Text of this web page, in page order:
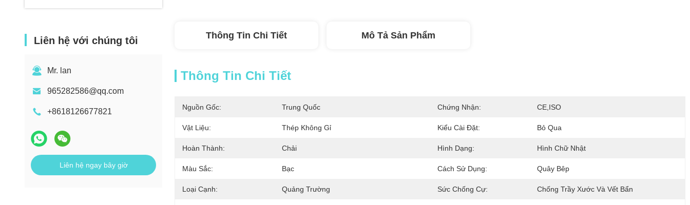
Liên hệ với chúng tôi
Mr. lan
965282586@qq.com
+8618126677821
Liên hệ ngay bây giờ
Thông Tin Chi Tiết Mô Tả Sản Phẩm
Thông Tin Chi Tiết
Nguồn Gốc: Trung Quốc Chứng Nhận: CE,ISO
Vật Liệu: Thép Không Gỉ Kiểu Cài Đặt: Bỏ Qua
Hoàn Thành: Chải Hình Dạng: Hình Chữ Nhật
Màu Sắc: Bạc Cách Sử Dụng: Quây Bêp
Loại Cạnh: Quảng Trường Sức Chống Cự: Chống Trầy Xước Và Vết Bẩn